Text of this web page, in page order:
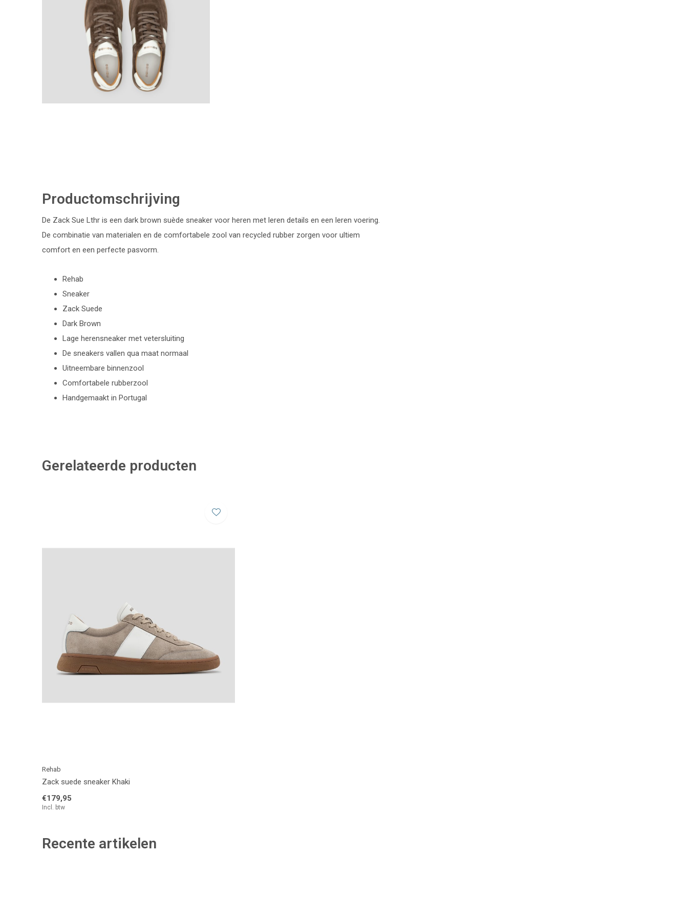
Productomschrijving
De Zack Sue Lthr is een dark brown suède sneaker voor heren met leren details en een leren voering.
De combinatie van materialen en de comfortabele zool van recycled rubber zorgen voor ultiem
comfort en een perfecte pasvorm.
Rehab
Sneaker
Zack Suede
Dark Brown
Lage herensneaker met vetersluiting
De sneakers vallen qua maat normaal
Uitneembare binnenzool
Comfortabele rubberzool
Handgemaakt in Portugal
Gerelateerde producten
Rehab
Zack suede sneaker Khaki
€179,95
Incl. btw
Recente artikelen